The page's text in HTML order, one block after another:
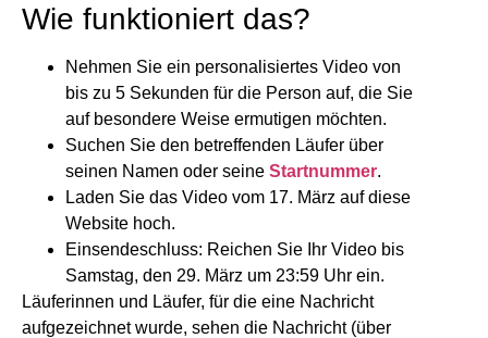
Wie funktioniert das?
Nehmen Sie ein personalisiertes Video von
bis zu 5 Sekunden für die Person auf, die Sie
auf besondere Weise ermutigen möchten.
Suchen Sie den betreffenden Läufer über
seinen Namen oder seine Startnummer.
Laden Sie das Video vom 17. März auf diese
Website hoch.
Einsendeschluss: Reichen Sie Ihr Video bis
Samstag, den 29. März um 23:59 Uhr ein.
Läuferinnen und Läufer, für die eine Nachricht
aufgezeichnet wurde, sehen die Nachricht (über